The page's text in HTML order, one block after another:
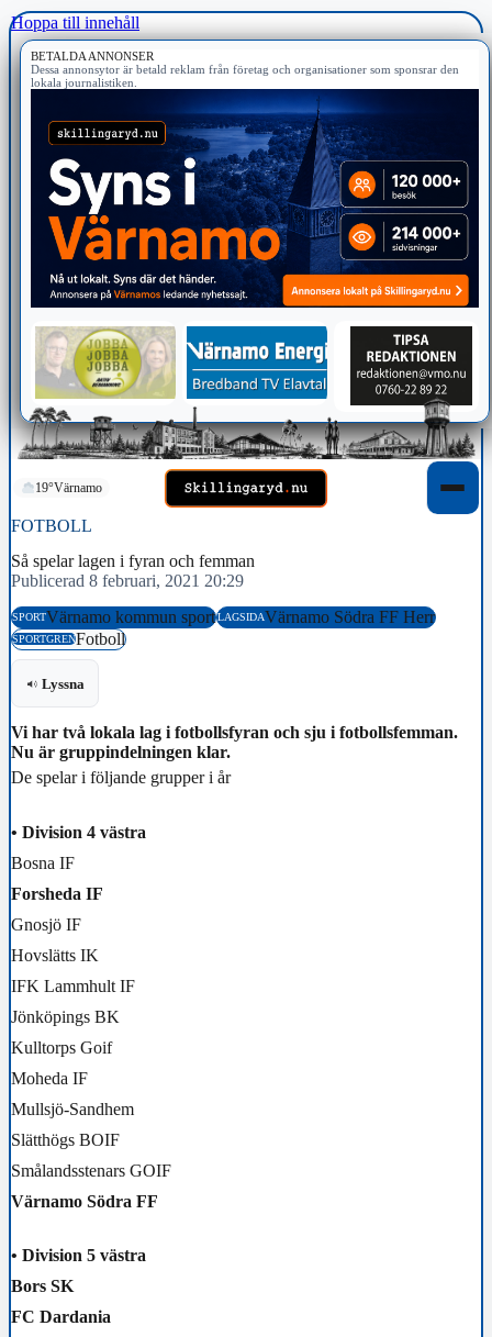
Hoppa till innehåll
BETALDA ANNONSER
Dessa annonsytor är betald reklam från företag och organisationer som sponsrar den
lokala journalistiken.
19°Värnamo
FOTBOLL
Så spelar lagen i fyran och femman
Publicerad 8 februari, 2021 20:29
SPORTVärnamo kommun sportLAGSIDAVärnamo Södra FF Herr
SPORTGRENFotboll
Lyssna
Vi har två lokala lag i fotbollsfyran och sju i fotbollsfemman.
Nu är gruppindelningen klar.
De spelar i följande grupper i år
• Division 4 västra
Bosna IF
Forsheda IF
Gnosjö IF
Hovslätts IK
IFK Lammhult IF
Jönköpings BK
Kulltorps Goif
Moheda IF
Mullsjö-Sandhem
Slätthögs BOIF
Smålandsstenars GOIF
Värnamo Södra FF
• Division 5 västra
Bors SK
FC Dardania